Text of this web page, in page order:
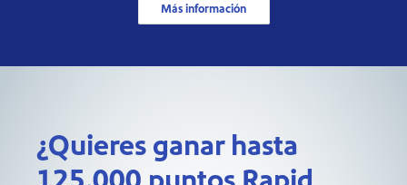
Más información
¿Quieres ganar hasta